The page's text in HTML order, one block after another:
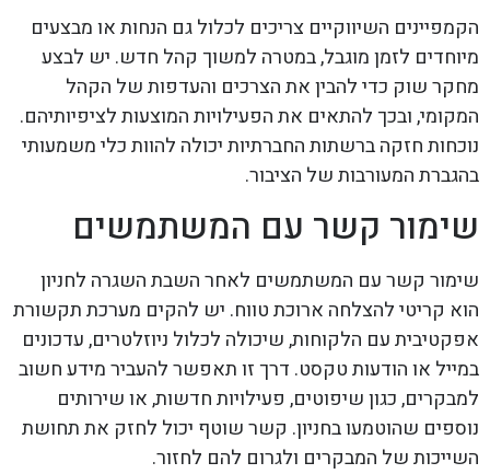
הקמפיינים השיווקיים צריכים לכלול גם הנחות או מבצעים
מיוחדים לזמן מוגבל, במטרה למשוך קהל חדש. יש לבצע
מחקר שוק כדי להבין את הצרכים והעדפות של הקהל
המקומי, ובכך להתאים את הפעילויות המוצעות לציפיותיהם.
נוכחות חזקה ברשתות החברתיות יכולה להוות כלי משמעותי
בהגברת המעורבות של הציבור.
שימור קשר עם המשתמשים
שימור קשר עם המשתמשים לאחר השבת השגרה לחניון
הוא קריטי להצלחה ארוכת טווח. יש להקים מערכת תקשורת
אפקטיבית עם הלקוחות, שיכולה לכלול ניוזלטרים, עדכונים
במייל או הודעות טקסט. דרך זו תאפשר להעביר מידע חשוב
למבקרים, כגון שיפוטים, פעילויות חדשות, או שירותים
נוספים שהוטמעו בחניון. קשר שוטף יכול לחזק את תחושת
השייכות של המבקרים ולגרום להם לחזור.